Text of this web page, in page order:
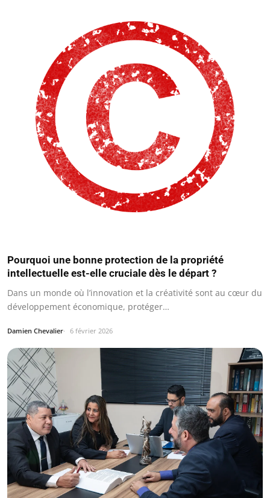
Pourquoi une bonne protection de la propriété
intellectuelle est-elle cruciale dès le départ ?
Dans un monde où l’innovation et la créativité sont au cœur du
développement économique, protéger…
Damien Chevalier 6 février 2026